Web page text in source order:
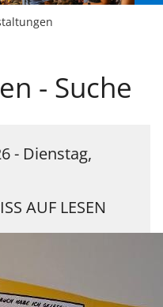
- Suche
- Dienstag,
AUF LESEN